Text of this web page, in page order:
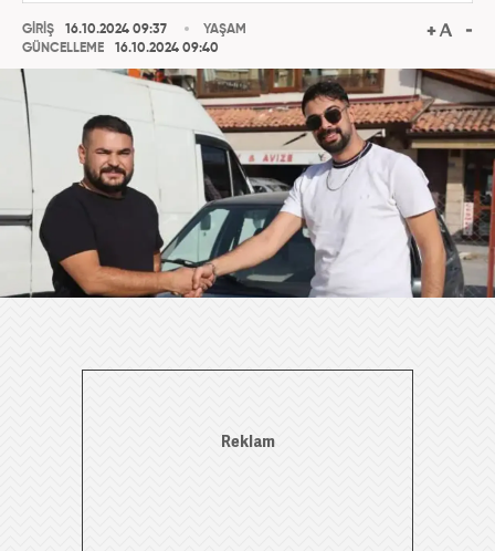
GİRİŞ
16.10.2024 09:37
GÜNCELLEME
16.10.2024 09:40
YAŞAM